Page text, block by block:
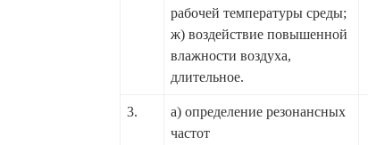
рабочей температуры среды;
ж) воздействие повышенной
влажности воздуха,
длительное.
3.
а) определение резонансных
частот